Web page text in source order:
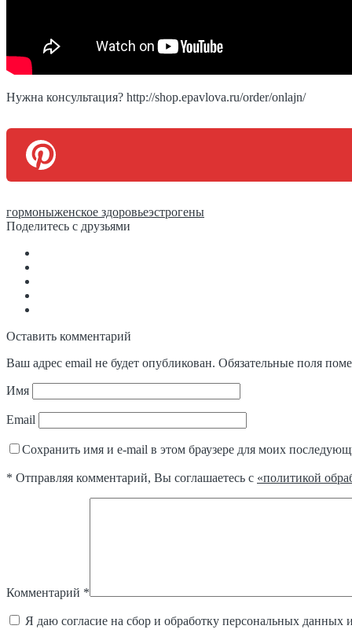
Нужна консультация? http://shop.epavlova.ru/order/onlajn/
гормоныженское здоровьеэстрогены
Поделитесь с друзьями
Оставить комментарий
Ваш адрес email не будет опубликован. Обязательные поля
Имя
Email
Сохранить имя и e-mail в этом браузере для моих
* Отправляя комментарий, Вы соглашаетесь с «политикой
Комментарий *
Я даю согласие на сбор и обработку персональных данных